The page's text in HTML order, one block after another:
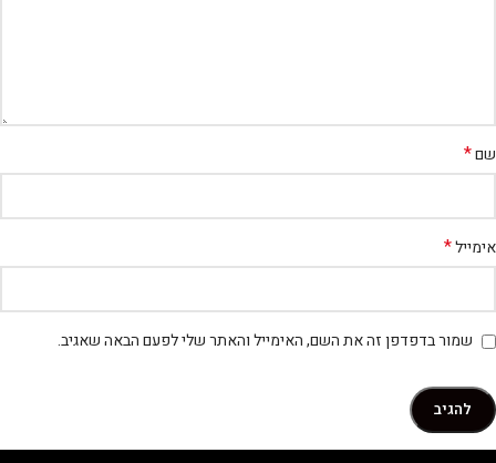
שם*
אימייל*
שמור בדפדפן זה את השם, האימייל והאתר שלי לפעם הבאה שאגיב.